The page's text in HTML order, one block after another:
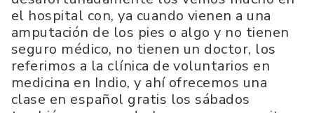
el hospital con, ya cuando vienen a una
amputación de los pies o algo y no tienen
seguro médico, no tienen un doctor, los
referimos a la clínica de voluntarios en
medicina en Indio, y ahí ofrecemos una
clase en español gratis los sábados